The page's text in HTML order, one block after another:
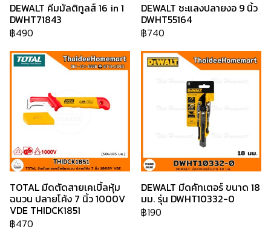
DEWALT คีมมัลติทูลส์ 16 in 1
DWHT71843
฿490
DEWALT ชะแลงปลายงอ 9 นิ้ว
DWHT55164
฿740
TOTAL มีดตัดสายเคเบิ้ลหุ้ม
ฉนวน ปลายโค้ง 7 นิ้ว 1000V
VDE THIDCK1851
฿470
DEWALT มีดคัทเตอร์ ขนาด 18
มม. รุ่น DWHT10332-0
฿190